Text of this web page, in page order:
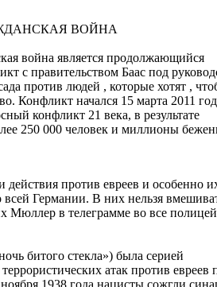
ВОЙНА
война является продолжающийся
с правительством Баас под
против людей , которые хотят ,
Конфликт начался 15 марта 2011
конфликт 21 века, в результате
250 000 человек и миллионы
действия против евреев и особенно
всей Германии. В них нельзя
Мюллер в телеграмме во все
битого стекла») была серией
атак против евреев
1938 года нацисты сожгли